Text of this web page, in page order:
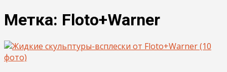
Метка: Floto+Warner